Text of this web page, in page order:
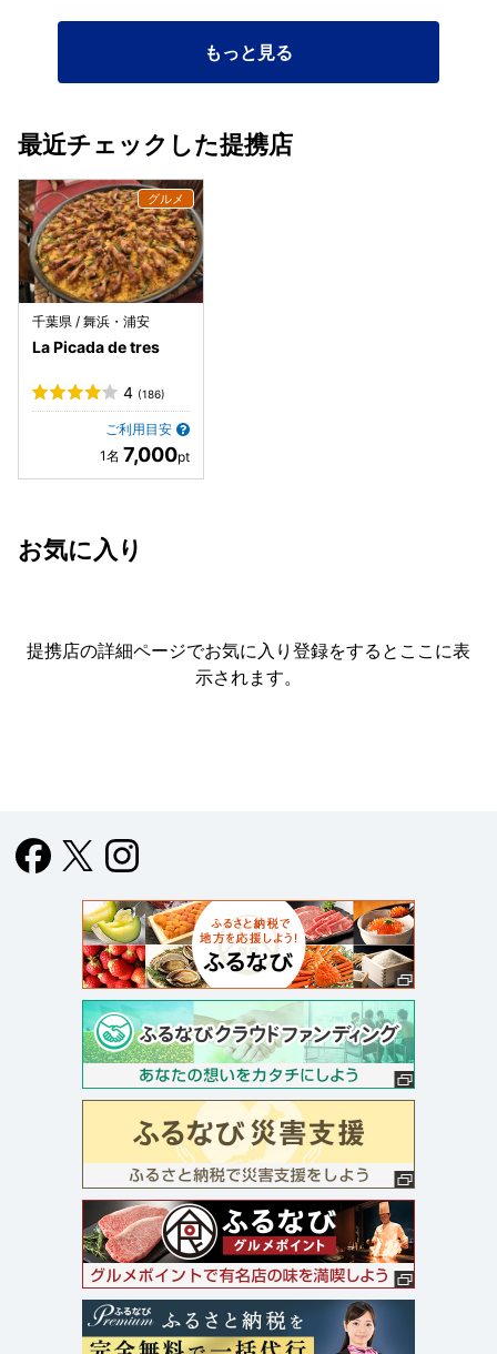
もっと見る
最近チェックした提携店
千葉県 / 舞浜・浦安
La Picada de tres
4 (186)
ご利用目安
7,000
お気に入り
提携店の詳細ページでお気に入り登録をすると ここに表
示されます。